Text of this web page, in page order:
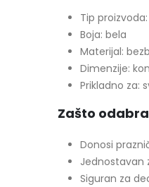
Tip
Boja: bela
Materijal:
Dimenzije:
Prikladno za:
Zašto
Donosi
Jednostavan
Siguran za